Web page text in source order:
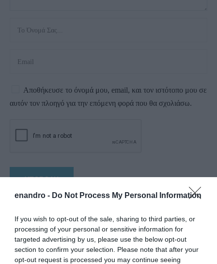
enandro - Do Not Process My Personal Information
If you wish to opt-out of the sale, sharing to third parties, or
processing of your personal or sensitive information for
targeted advertising by us, please use the below opt-out
section to confirm your selection. Please note that after your
opt-out request is processed you may continue seeing
Αποθήκευσε το όνομά μου, email, και τον ιστότοπο μου σε
αυτόν τον πλοηγό για την επόμενη φορά που θα σχολιάσω.